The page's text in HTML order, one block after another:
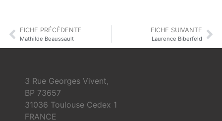
FICHE PRÉCÉDENTE
Mathilde Beaussault
FICHE SUIVANTE
Laurence Biberfeld
3 Rue Georges Vivent,
BP 73657
31036 Toulouse Cedex 1
FRANCE